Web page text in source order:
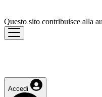
Questo sito contribuisce alla
Accedi